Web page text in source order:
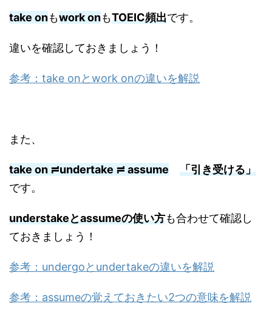
take onもwork onもTOEIC頻出です。
違いを確認しておきましょう！
参考：take onとwork onの違いを解説
また、
take on ≓undertake ≓ assume
「引き受ける」
です。
understakeとassumeの使い方も合わせて確認し
ておきましょう！
参考：undergoとundertakeの違いを解説
参考：assumeの覚えておきたい2つの意味を解説